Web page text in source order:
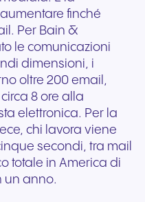
finché
Per Bain &
le comunicazioni
dimensioni, i
oltre 200 email,
8 ore alla
elettronica. Per la
chi lavora viene
secondi, tra mail
totale in America di
un anno.